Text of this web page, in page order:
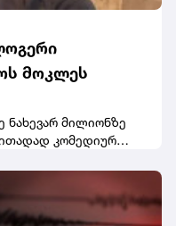
მოკლეს
ნახევარ მილიონზე
კომედიურ
პირველი